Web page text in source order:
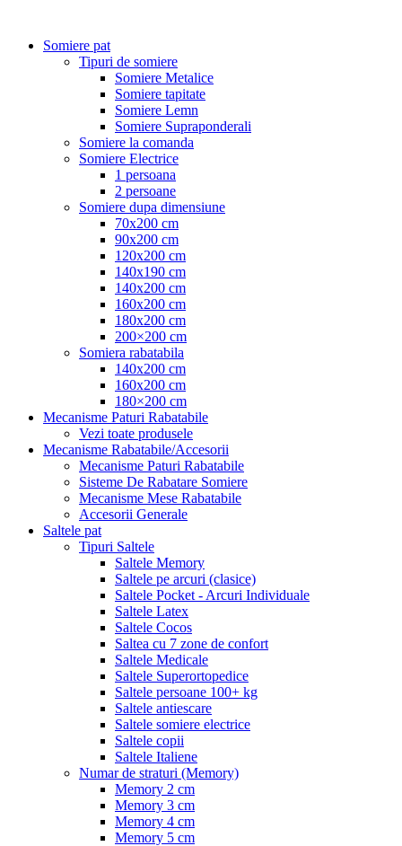
Somiere pat
Tipuri de somiere
Somiere Metalice
Somiere tapitate
Somiere Lemn
Somiere Supraponderali
Somiere la comanda
Somiere Electrice
1 persoana
2 persoane
Somiere dupa dimensiune
70x200 cm
90x200 cm
120x200 cm
140x190 cm
140x200 cm
160x200 cm
180x200 cm
200×200 cm
Somiera rabatabila
140x200 cm
160x200 cm
180×200 cm
Mecanisme Paturi Rabatabile
Vezi toate produsele
Mecanisme Rabatabile/Accesorii
Mecanisme Paturi Rabatabile
Sisteme De Rabatare Somiere
Mecanisme Mese Rabatabile
Accesorii Generale
Saltele pat
Tipuri Saltele
Saltele Memory
Saltele pe arcuri (clasice)
Saltele Pocket - Arcuri Individuale
Saltele Latex
Saltele Cocos
Saltea cu 7 zone de confort
Saltele Medicale
Saltele Superortopedice
Saltele persoane 100+ kg
Saltele antiescare
Saltele somiere electrice
Saltele copii
Saltele Italiene
Numar de straturi (Memory)
Memory 2 cm
Memory 3 cm
Memory 4 cm
Memory 5 cm